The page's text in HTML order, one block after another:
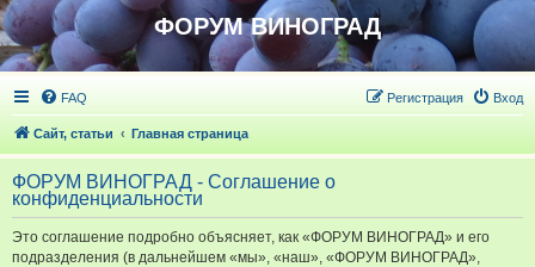
ФОРУМ ВИНОГРАД
FAQ Вход
Регистрация
Сайт, статьи Главная страница
ФОРУМ ВИНОГРАД - Соглашение о
конфиденциальности
Это соглашение подробно объясняет, как «ФОРУМ ВИНОГРАД» и его
подразделения (в дальнейшем «мы», «наш», «ФОРУМ ВИНОГРАД»,